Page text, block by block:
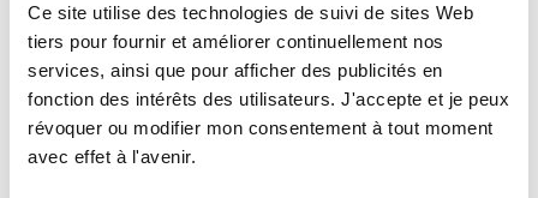
Ce site utilise des technologies de suivi de sites Web
tiers pour fournir et améliorer continuellement nos
services, ainsi que pour afficher des publicités en
fonction des intérêts des utilisateurs. J'accepte et je peux
révoquer ou modifier mon consentement à tout moment
avec effet à l'avenir.
FEMME
FEMME